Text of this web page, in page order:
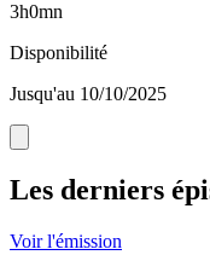
3h0mn
Disponibilité
Jusqu'au 10/10/2025
Les derniers
Voir l'émission